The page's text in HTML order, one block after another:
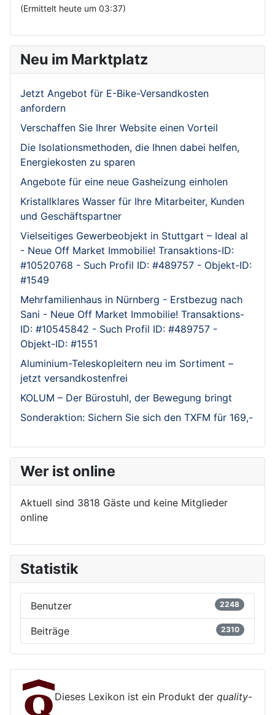
(Ermittelt heute um 03:37)
Neu im Marktplatz
Jetzt Angebot für E-Bike-Versandkosten
anfordern
Verschaffen Sie Ihrer Website einen Vorteil
Die Isolationsmethoden, die Ihnen dabei helfen,
Energiekosten zu sparen
Angebote für eine neue Gasheizung einholen
Kristallklares Wasser für Ihre Mitarbeiter, Kunden
und Geschäftspartner
Vielseitiges Gewerbeobjekt in Stuttgart – Ideal al
- Neue Off Market Immobilie! Transaktions-ID:
#10520768 - Such Profil ID: #489757 - Objekt-ID:
#1549
Mehrfamilienhaus in Nürnberg - Erstbezug nach
Sani - Neue Off Market Immobilie! Transaktions-
ID: #10545842 - Such Profil ID: #489757 -
Objekt-ID: #1551
Aluminium-Teleskopleitern neu im Sortiment –
jetzt versandkostenfrei
KOLUM – Der Bürostuhl, der Bewegung bringt
Sonderaktion: Sichern Sie sich den TXFM für 169,-
Wer ist online
Aktuell sind 3818 Gäste und keine Mitglieder
online
Statistik
Benutzer 2248
Beiträge 2310
Dieses Lexikon ist ein Produkt der quality-